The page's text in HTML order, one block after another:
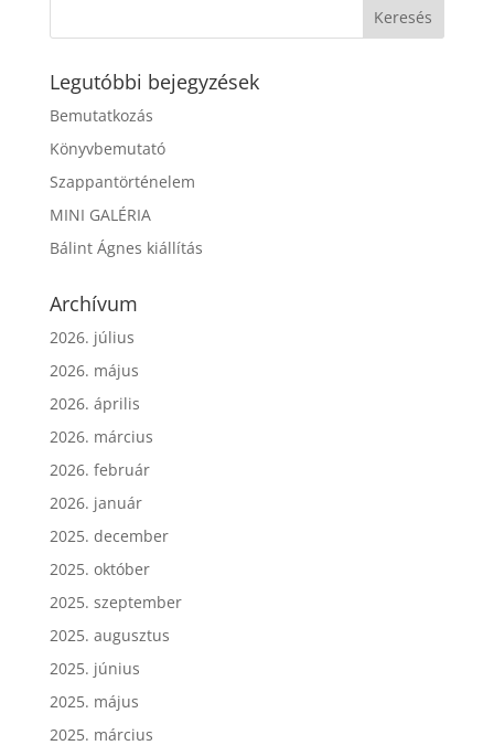
Legutóbbi bejegyzések
Bemutatkozás
Könyvbemutató
Szappantörténelem
MINI GALÉRIA
Bálint Ágnes kiállítás
Archívum
2026. július
2026. május
2026. április
2026. március
2026. február
2026. január
2025. december
2025. október
2025. szeptember
2025. augusztus
2025. június
2025. május
2025. március